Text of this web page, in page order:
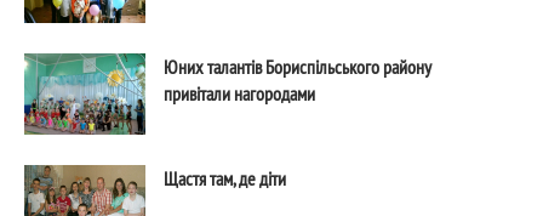
Юних талантів Бориспільського району
привітали нагородами
Щастя там, де діти